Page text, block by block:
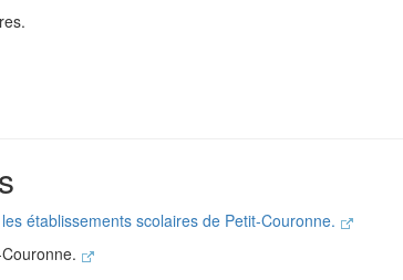
établissements scolaires de Petit-Couronne.